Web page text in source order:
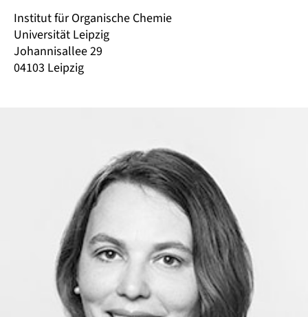
Institut für Organische Chemie
Universität Leipzig
Johannisallee 29
04103 Leipzig